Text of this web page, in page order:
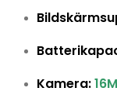
Kamera: